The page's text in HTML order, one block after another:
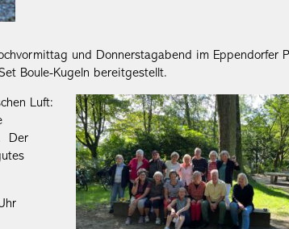
und Donnerstagabend im Eppendorfer
Boule-Kugeln bereitgestellt.
Luft:
Der